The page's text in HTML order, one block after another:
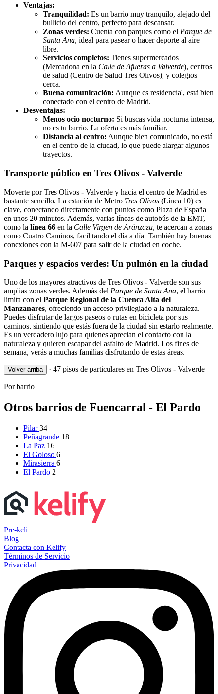
Ventajas:
Tranquilidad: Es un barrio muy tranquilo, alejado del
bullicio del centro, perfecto para descansar.
Zonas verdes: Cuenta con parques como el Parque de
Santa Ana, ideal para pasear o hacer deporte al aire
libre.
Servicios completos: Tienes supermercados
(Mercadona en la Calle de Afueras a Valverde), centros
de salud (Centro de Salud Tres Olivos), y colegios
cerca.
Buena comunicación: Aunque es residencial, está bien
conectado con el centro de Madrid.
Desventajas:
Menos ocio nocturno: Si buscas vida nocturna intensa,
no es tu barrio. La oferta es más familiar.
Distancia al centro: Aunque bien comunicado, no está
en el centro de la ciudad, lo que puede alargar algunos
trayectos.
Transporte público en Tres Olivos - Valverde
Moverte por Tres Olivos - Valverde y hacia el centro de Madrid es
bastante sencillo. La estación de Metro Tres Olivos (Línea 10) es
clave, conectando directamente con puntos como Plaza de España
en unos 20 minutos. Además, varias líneas de autobús de la EMT,
como la línea 66 en la Calle Virgen de Aránzazu, te acercan a zonas
como Cuatro Caminos, facilitando el día a día. También hay buenas
conexiones con la M-607 para salir de la ciudad en coche.
Parques y espacios verdes: Un pulmón en la ciudad
Uno de los mayores atractivos de Tres Olivos - Valverde son sus
amplias zonas verdes. Además del Parque de Santa Ana, el barrio
limita con el Parque Regional de la Cuenca Alta del
Manzanares, ofreciendo un acceso privilegiado a la naturaleza.
Puedes disfrutar de largos paseos o rutas en bicicleta por sus
caminos, sintiendo que estás fuera de la ciudad sin estarlo realmente.
Es un verdadero lujo para quienes aprecian el contacto con la
naturaleza y quieren escapar del asfalto de Madrid. Los fines de
semana, verás a muchas familias disfrutando de estas áreas.
Volver arriba · 47 pisos de particulares en Tres Olivos - Valverde
Por barrio
Otros barrios de Fuencarral - El Pardo
Pilar34
Peñagrande 18
La Paz 16
El Goloso 6
Mirasierra 6
El Pardo 2
Pre-keli
Blog
Contacta con Kelify
Términos de Servicio
Privacidad